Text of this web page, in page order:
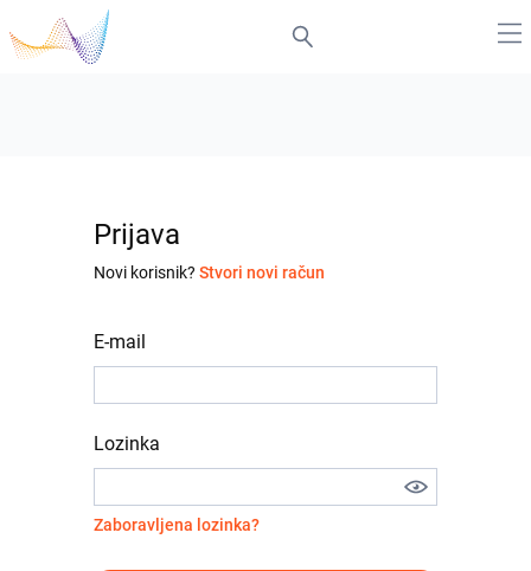
Prijava
Novi korisnik? Stvori novi račun
E-mail
Lozinka
Zaboravljena lozinka?